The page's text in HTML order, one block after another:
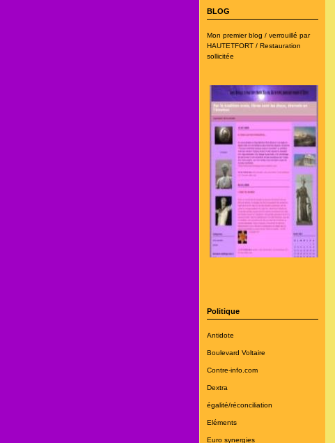
BLOG
Mon premier blog / verrouillé par
HAUTETFORT / Restauration
sollicitée
Politique
Antidote
Boulevard Voltaire
Contre-info.com
Dextra
égalité/réconciliation
Eléments
Euro synergies